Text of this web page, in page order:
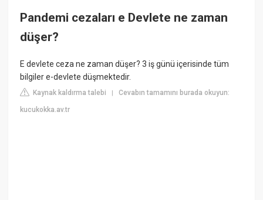
Pandemi cezaları e Devlete ne zaman
düşer?
E devlete ceza ne zaman düşer? 3 iş günü içerisinde tüm
bilgiler e-devlete düşmektedir.
Kaynak kaldırma talebi |Cevabın tamamını burada okuyun:
kucukokka.av.tr